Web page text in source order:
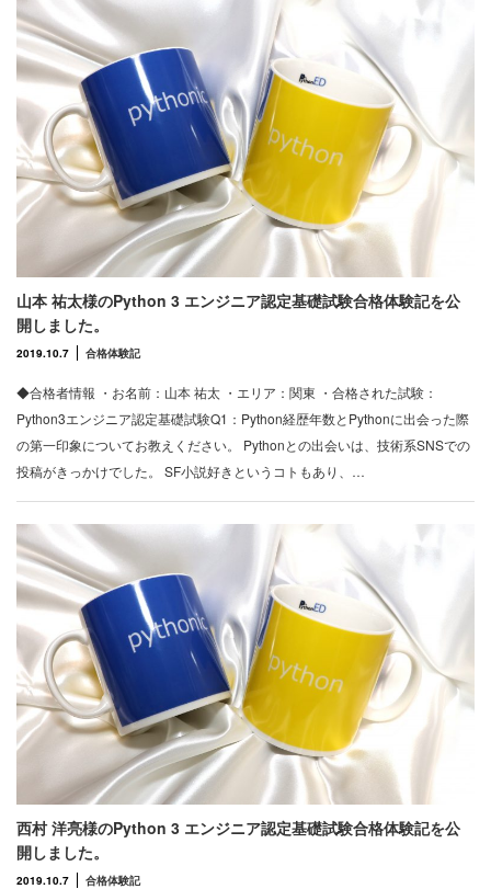
山本 祐太様のPython 3 エンジニア認定基礎試験合格体験記を公
開しました。
2019.10.7 合格体験記
◆合格者情報 ・お名前：山本 祐太 ・エリア：関東 ・合格された試験：
Python3エンジニア認定基礎試験Q1：Python経歴年数とPythonに出会った際
の第一印象についてお教えください。 Pythonとの出会いは、技術系SNSでの
投稿がきっかけでした。 SF小説好きというコトもあり、…
西村 洋亮様のPython 3 エンジニア認定基礎試験合格体験記を公
開しました。
2019.10.7 合格体験記